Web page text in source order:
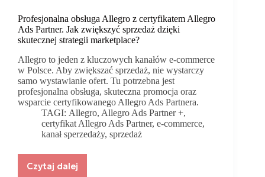
Profesjonalna obsługa Allegro z certyfikatem Allegro
Ads Partner. Jak zwiększyć sprzedaż dzięki
skutecznej strategii marketplace?
Allegro to jeden z kluczowych kanałów e-commerce
w Polsce. Aby zwiększać sprzedaż, nie wystarczy
samo wystawianie ofert. Tu potrzebna jest
profesjonalna obsługa, skuteczna promocja oraz
wsparcie certyfikowanego Allegro Ads Partnera.
TAGI: Allegro, Allegro Ads Partner +,
certyfikat Allegro Ads Partner, e-commerce,
kanał sperzedaży, sprzedaż
Czytaj dalejProfesjonalna